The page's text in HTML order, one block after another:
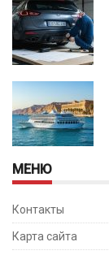
МЕНЮ
Контакты
Карта сайта